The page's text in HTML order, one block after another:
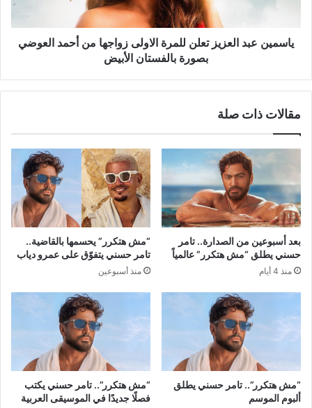
العوضي
ياسمين عبد العزيز تعلن للمرة الاولى زواجها من أحمد العوضي
بصورة بالفستان الأبيض
مقالات ذات صلة
بعد أسبوعين من الصدارة.. تامر
حسني يطلق “مش هتكرر” عالمياً
منذ 4 أيام
“مش هتكرر” يحسمها بالقاضية..
تامر حسني يتفوّق على عمرو دياب
منذ أسبوعين
“مش هتكرر”.. تامر حسني يطلق
ألبوم الموسم
“مش هتكرر”.. تامر حسني يكتب
فصلًا جديدًا في الموسيقى العربية